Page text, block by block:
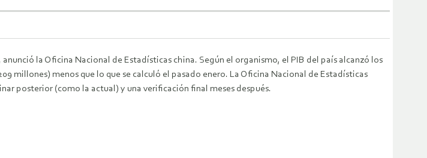
la Oficina Nacional de Estadísticas china. Según el organismo, el PIB del país alcanzó los
millones) menos que lo que se calculó el pasado enero. La Oficina Nacional de Estadísticas
posterior (como la actual) y una verificación final meses después.